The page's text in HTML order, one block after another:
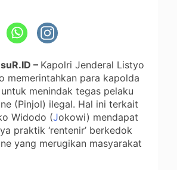
– Kapolri Jenderal Listyo
memerintahkan para kapolda
menindak tegas pelaku
(Pinjol) ilegal. Hal ini terkait
Widodo (Jokowi) mendapat
praktik ‘rentenir’ berkedok
yang merugikan masyarakat